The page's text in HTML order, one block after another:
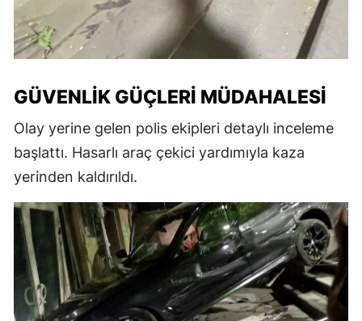
GÜVENLIK GÜÇLERI MÜDAHALESI
Olay yerine gelen polis ekipleri detaylı inceleme
başlattı. Hasarlı araç çekici yardımıyla kaza
yerinden kaldırıldı.